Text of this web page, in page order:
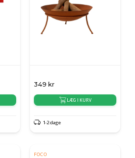
349 kr
LÆG I KURV
1-2 dage
FOCO